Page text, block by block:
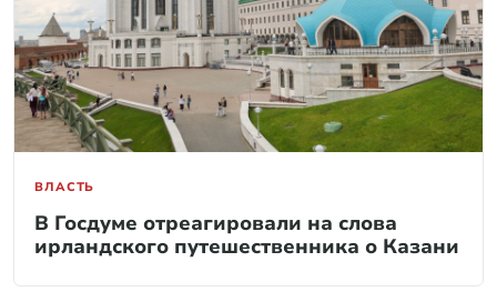
ВЛАСТЬ
В Госдуме отреагировали на слова
ирландского путешественника о Казани